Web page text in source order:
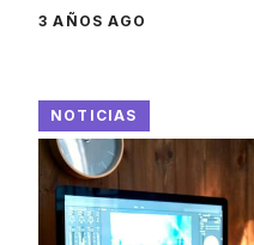
3 AÑOS AGO
NOTICIAS